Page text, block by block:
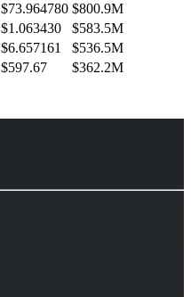
$73.964780 $800.9M
$1.063430
$583.5M
$6.657161
$536.5M
$597.67
$362.2M